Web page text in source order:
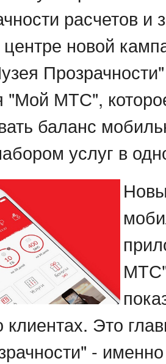
расчетов и
новой
"Мой МТС",
баланс
услуг в
клиентах. Это
-